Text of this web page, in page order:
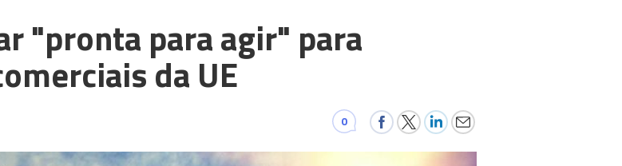
"pronta para agir" para
da UE
0